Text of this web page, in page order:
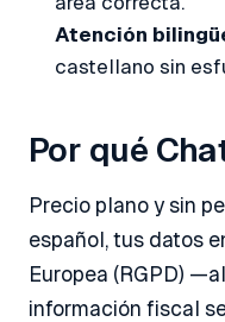
Atención
castellano sin
Por qué
Precio plano y sin
español, tus datos
Europea (RGPD)
información fiscal